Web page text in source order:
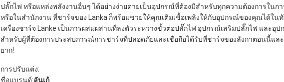
ปลั๊กไฟ หรือแหล่งพลังงานอื่นๆ ได้อย่างง่ายดายเป็นอุปกรณ์ที่ต้องมีสำหรับทุกความต้องการใ
หรือในสำนักงาน ที่ชาร์จของ Lanka ก็พร้อมช่วยให้คุณเติมเชื้อเพลิงให้กับอุปกรณ์ของคุณได้ใน
เครื่องชาร์จ Lanke เป็นการผสมผสานที่ลงตัวระหว่างขั้วต่อปลั๊กไฟ อุปกรณ์เสริมปลั๊กไฟ และอุ
สำหรับผู้ที่ต้องการประสบการณ์การชาร์จที่ปลอดภัยและเชื่อถือได้รับที่ชาร์จของลังกาตอนนี้แล
ยาก!
การปรับแต่ง:
ชื่อแบรนด์:ลันเก้